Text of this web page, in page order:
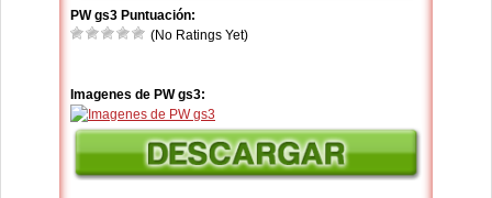
PW gs3 Puntuación:
(No Ratings Yet)
Imagenes de PW gs3: